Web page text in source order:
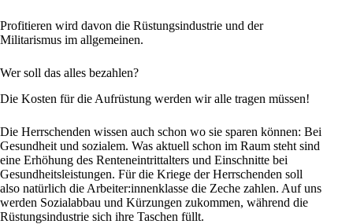
Profitieren wird davon die Rüstungsindustrie und der
Militarismus im allgemeinen.
Wer soll das alles bezahlen?
Die Kosten für die Aufrüstung werden wir alle tragen müssen!
Die Herrschenden wissen auch schon wo sie sparen können: Bei
Gesundheit und sozialem. Was aktuell schon im Raum steht sind
eine Erhöhung des Renteneintrittalters und Einschnitte bei
Gesundheitsleistungen. Für die Kriege der Herrschenden soll
also natürlich die Arbeiter:innenklasse die Zeche zahlen. Auf uns
werden Sozialabbau und Kürzungen zukommen, während die
Rüstungsindustrie sich ihre Taschen füllt.